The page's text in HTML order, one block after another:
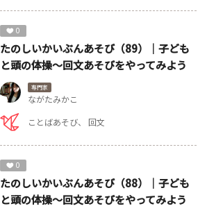
0
たのしいかいぶんあそび（89）｜子ども
と頭の体操～回文あそびをやってみよう
専門家
ながたみかこ
ことばあそび
回文
0
たのしいかいぶんあそび（88）｜子ども
と頭の体操～回文あそびをやってみよう